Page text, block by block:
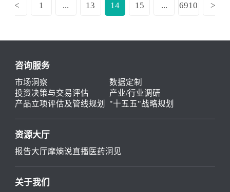
< 1 ... 13 14 15 ... 6910 >
咨询服务
市场洞察
数据定制
投资决策与交易评估
产业/行业调研
产品立项评估及管线规划
"十五五"战略规划
资源大厅
报告大厅摩熵说直播 医药洞见
关于我们